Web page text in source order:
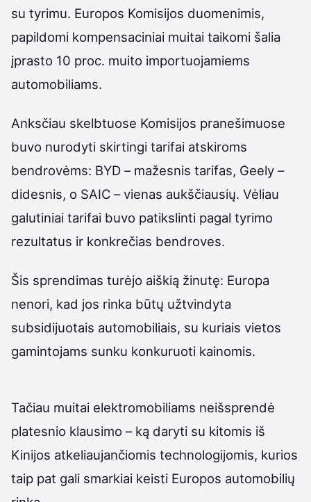
su tyrimu. Europos Komisijos duomenimis,
papildomi kompensaciniai muitai taikomi šalia
įprasto 10 proc. muito importuojamiems
automobiliams.
Anksčiau skelbtuose Komisijos pranešimuose
buvo nurodyti skirtingi tarifai atskiroms
bendrovėms: BYD – mažesnis tarifas, Geely –
didesnis, o SAIC – vienas aukščiausių. Vėliau
galutiniai tarifai buvo patikslinti pagal tyrimo
rezultatus ir konkrečias bendroves.
Šis sprendimas turėjo aiškią žinutę: Europa
nenori, kad jos rinka būtų užtvindyta
subsidijuotais automobiliais, su kuriais vietos
gamintojams sunku konkuruoti kainomis.
Tačiau muitai elektromobiliams neišsprendė
platesnio klausimo – ką daryti su kitomis iš
Kinijos atkeliaujančiomis technologijomis, kurios
taip pat gali smarkiai keisti Europos automobilių